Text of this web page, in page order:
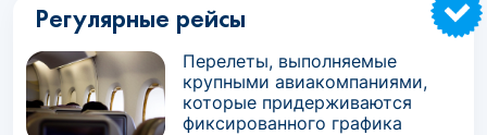
Регулярные рейсы
Перелеты, выполняемые
крупными авиакомпаниями,
которые придерживаются
фиксированного графика